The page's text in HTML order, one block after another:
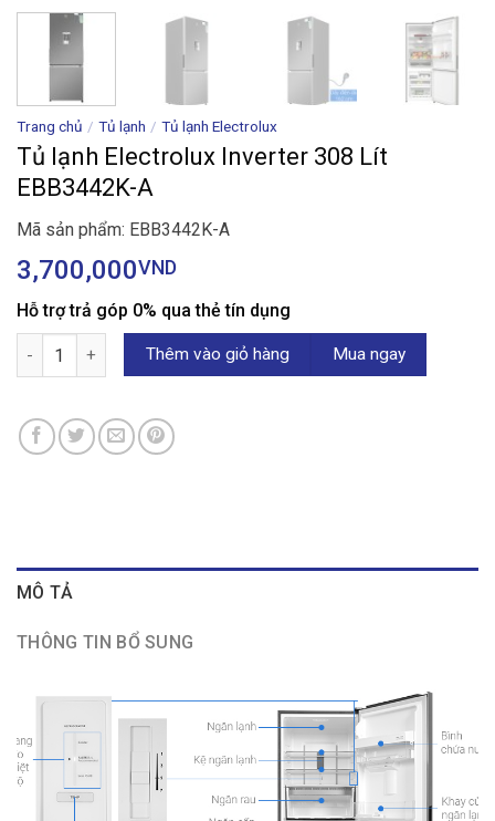
Trang chủ / Tủ lạnh / Tủ lạnh Electrolux
Tủ lạnh Electrolux Inverter 308 Lít
EBB3442K-A
Mã sản phẩm: EBB3442K-A
3,700,000VND
Hỗ trợ trả góp 0% qua thẻ tín dụng
Tủ lạnh Electrolux Inverter 308 Lít EBB3442K-A số lượng
Thêm vào giỏ hàng Mua ngay
MÔ TẢ
THÔNG TIN BỔ SUNG